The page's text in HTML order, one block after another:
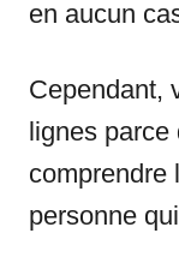
en aucun
Cependant,
lignes parce
comprendre
personne